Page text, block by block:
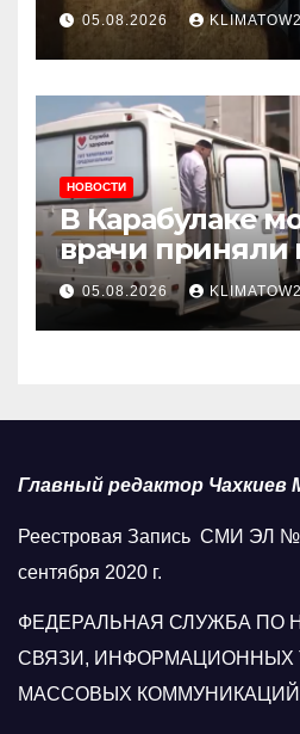
05.08.2026
НОВОСТИ
В Карабулаке
врачи приняли пациентов
у стен мечети
05.08.2026
Главный редактор Чахкиев
Реестровая Запись СМИ ЭЛ
сентября 2020 г.
ФЕДЕРАЛЬНАЯ СЛУЖБА ПО
СВЯЗИ, ИНФОРМАЦИОННЫХ
МАССОВЫХ КОММУНИКАЦИЙ